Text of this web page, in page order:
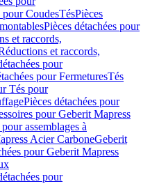
pour CoudesTésPièces
Pièces détachées pour
et raccords,
et raccords,
pour
pour FermeturesTés
Tés pour
Pièces détachées pour
pour Geberit Mapress
assemblages à
Acier CarboneGeberit
pour Geberit Mapress
pour